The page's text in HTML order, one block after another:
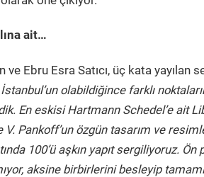
ait…
Ebru Esra Satıcı, üç kata yayılan
olabildiğince farklı
En eskisi Hartmann Schedel’e ait
Pankoff’un özgün tasarım ve
100’ü aşkın yapıt sergiliyoruz.
aksine birbirlerini besleyip